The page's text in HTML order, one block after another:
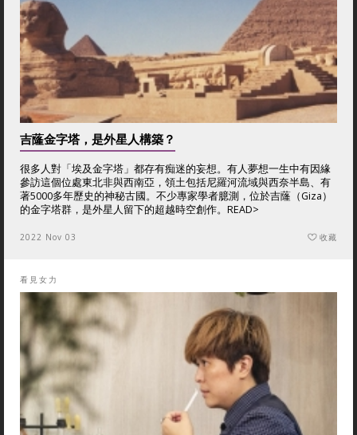
吉蕯金字塔，是外星人構築？
很多人對「埃及金字塔」都存有痴迷的妄想。有人夢想一生中有因緣
參訪這個位處東北非與西南亞，領土包括尼羅河流域與西奈半島、有
著5000多年歷史的神秘古國。不少專家學者臆測，位於吉蕯（Giza）
的金字塔群，是外星人留下的超越時空創作。 READ>
2022 Nov 03 收藏
看見女力